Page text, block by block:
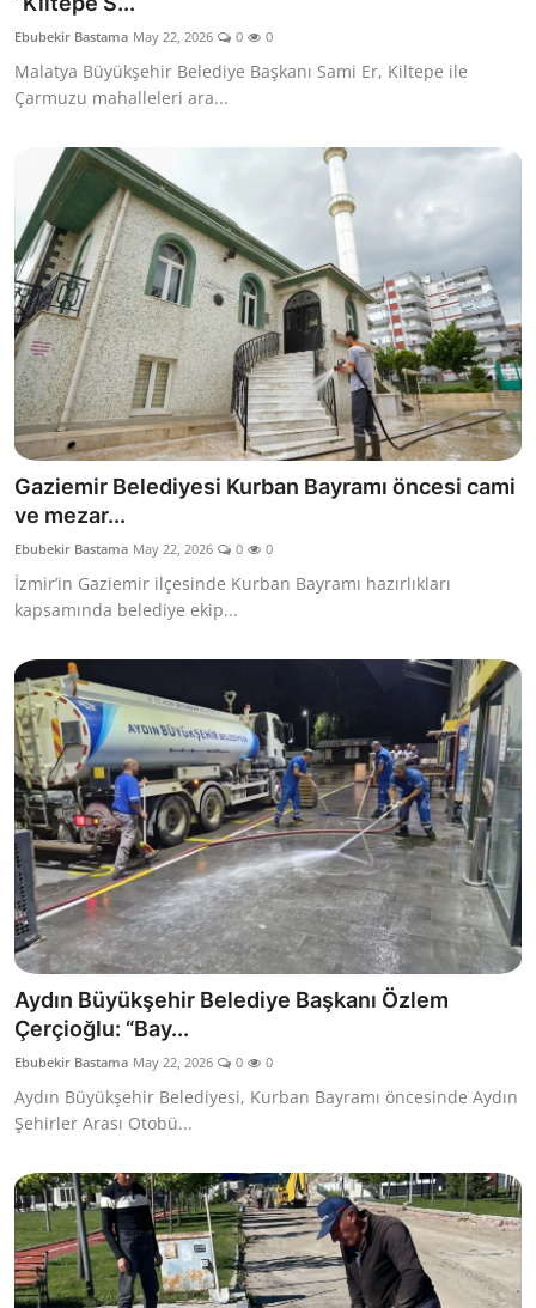
Ebubekir Bastama May 22, 2026 0 0
Malatya Büyükşehir Belediye Başkanı Sami Er, Kiltepe ile
Çarmuzu mahalleleri ara...
Gaziemir Belediyesi Kurban Bayramı öncesi cami
ve mezar...
Ebubekir Bastama May 22, 2026 0 0
İzmir’in Gaziemir ilçesinde Kurban Bayramı hazırlıkları
kapsamında belediye ekip...
Aydın Büyükşehir Belediye Başkanı Özlem
Çerçioğlu: “Bay...
Ebubekir Bastama May 22, 2026 0 0
Aydın Büyükşehir Belediyesi, Kurban Bayramı öncesinde Aydın
Şehirler Arası Otobü...